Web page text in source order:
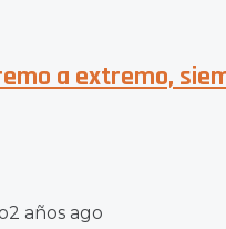
a extremo,
2 años ago